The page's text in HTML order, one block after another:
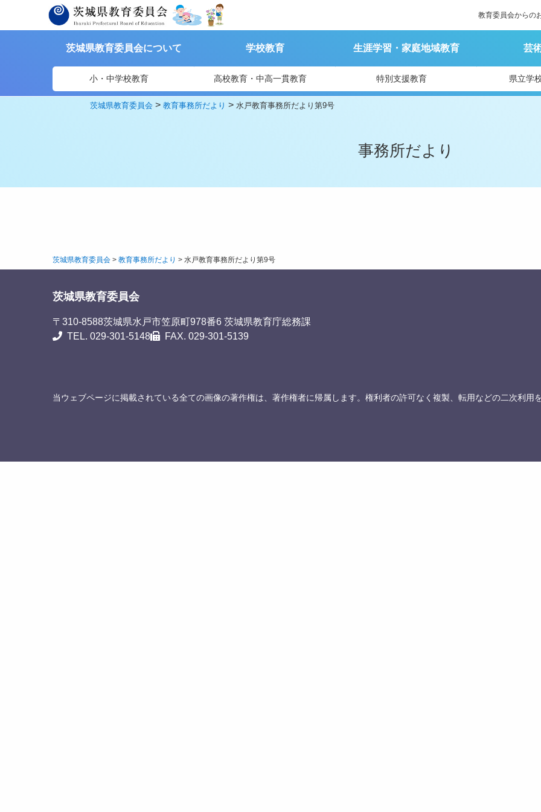
教育委員会からの
茨城県教育委員会について 学校教育 生涯学習・家庭地域教育 芸
小・中学校教育 高校教育・中高一貫教育 特別支援教育 県立学
茨城県教育委員会 >教育事務所だより > 水戸教育事務所だより第9号
事務所だより
茨城県教育委員会 > 教育事務所だより > 水戸教育事務所だより第9号
茨城県教育委員会
〒310-8588茨城県水戸市笠原町978番6 茨城県教育庁総務課
TEL. 029-301-5148
FAX. 029-301-5139
当ウェブページに掲載されている全ての画像の著作権は、著作権者に帰属します。権利者の許可なく複製、転用などの二次利用